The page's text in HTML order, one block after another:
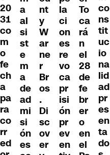
20
31
co
m
o
fe
ch
a
pa
ra
co
rr
ed
a
al
si
st
e
m
a
de
ad
mi
si
ón
es
nt
y
W
ar
ne
r
Br
os
.
Di
sc
ov
er
la
ci
on
es
re
vo
ca
pr
isi
ón
pr
ev
en
To
ca
rá
n
el
28
de
fe
br
er
o
en
el
co
ns
tit
uc
io
na
lid
ad
pr
es
en
ta
do